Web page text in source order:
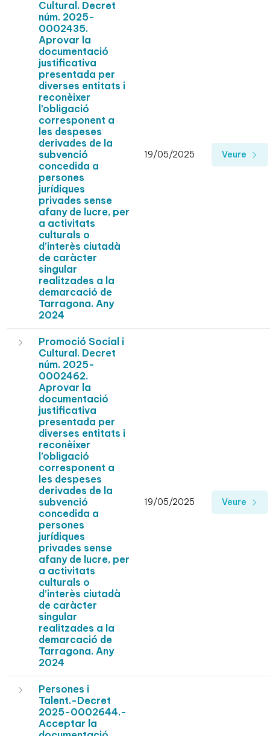
Cultural. Decret
núm. 2025-
0002435.
Aprovar la
documentació
justificativa
presentada per
diverses entitats i
reconèixer
l’obligació
corresponent a
les despeses
derivades de la
subvenció
concedida a
persones
jurídiques
privades sense
afany de lucre, per
a activitats
culturals o
d’interès ciutadà
de caràcter
singular
realitzades a la
demarcació de
Tarragona. Any
2024
19/05/2025 Veure
Promoció Social i
Cultural. Decret
núm. 2025-
0002462.
Aprovar la
documentació
justificativa
presentada per
diverses entitats i
reconèixer
l’obligació
corresponent a
les despeses
derivades de la
subvenció
concedida a
persones
jurídiques
privades sense
afany de lucre, per
a activitats
culturals o
d’interès ciutadà
de caràcter
singular
realitzades a la
demarcació de
Tarragona. Any
2024
19/05/2025 Veure
Persones i
Talent.-Decret
2025-0002644.-
Acceptar la